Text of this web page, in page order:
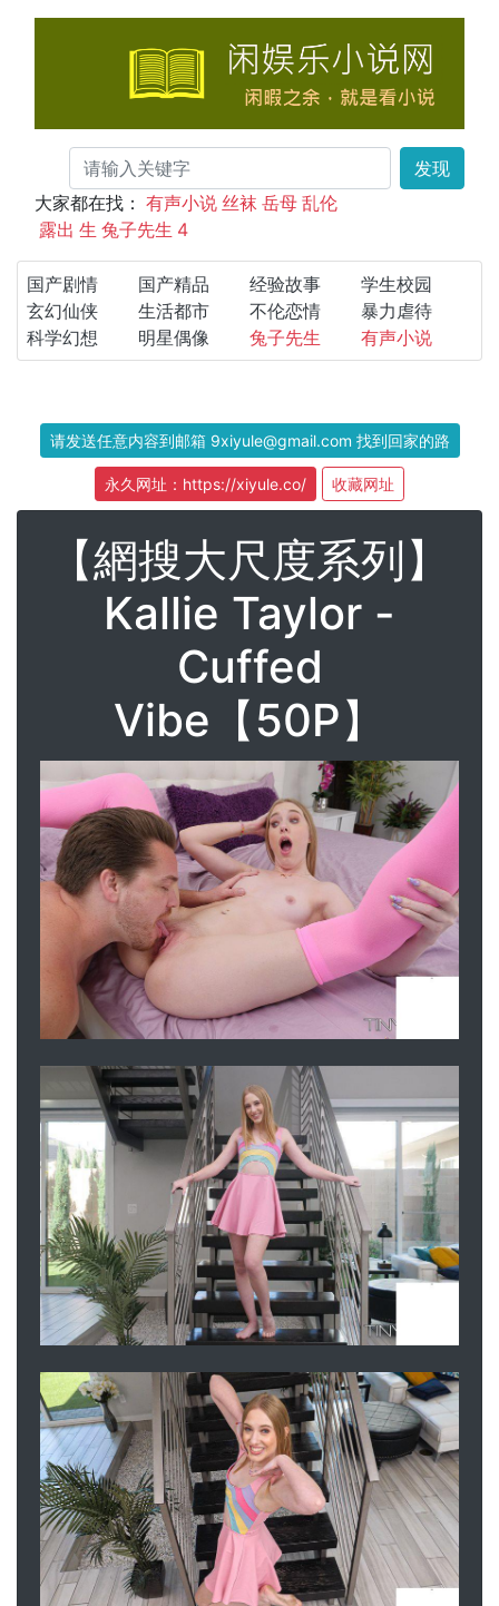
发现
大家都在找： 有声小说 丝袜 岳母 乱伦
露出 生 兔子先生 4
国产剧情 国产精品 经验故事
学生校园
玄幻仙侠
生活都市 不伦恋情
暴力虐待
科学幻想
明星偶像 兔子先生 有声小说
请发送任意内容到邮箱 9xiyule@gmail.com 找到回家的路
永久网址：https://xiyule.co/ 收藏网址
【網搜大尺度系列】
Kallie Taylor -
Cuffed
Vibe【50P】